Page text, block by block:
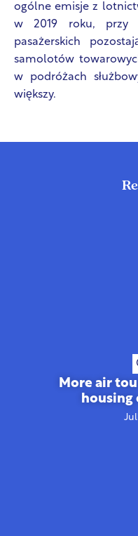
ogólne emisje z
w 2019 roku, przy
pasażerskich
samolotów
w podróżach
większy.
More air
housing